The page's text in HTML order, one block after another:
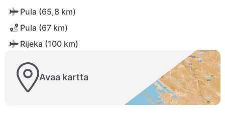
Pula (65,8 km)
Pula (67 km)
Rijeka (100 km)
Avaa kartta